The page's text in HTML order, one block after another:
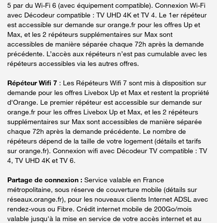
5 par du Wi-Fi 6 (avec équipement compatible). Connexion Wi-Fi
avec Décodeur compatible : TV UHD 4K et TV 4. Le 1er répéteur
est accessible sur demande sur orange.fr pour les offres Up et
Max, et les 2 répéteurs supplémentaires sur Max sont
accessibles de manière séparée chaque 72h après la demande
précédente. L’accès aux répéteurs n’est pas cumulable avec les
répéteurs accessibles via les autres offres.
Répéteur Wifi 7 : Les Répéteurs Wifi 7 sont mis à disposition sur
demande pour les offres Livebox Up et Max et restent la propriété
d'Orange. Le premier répéteur est accessible sur demande sur
orange.fr pour les offres Livebox Up et Max, et les 2 répéteurs
supplémentaires sur Max sont accessibles de manière séparée
chaque 72h après la demande précédente. Le nombre de
répéteurs dépend de la taille de votre logement (détails et tarifs
sur orange.fr). Connexion wifi avec Décodeur TV compatible : TV
4, TV UHD 4K et TV 6.
Partage de connexion : Service valable en France
métropolitaine, sous réserve de couverture mobile (détails sur
réseaux.orange.fr), pour les nouveaux clients Internet ADSL avec
rendez-vous ou Fibre. Crédit internet mobile de 200Go/mois
valable jusqu'à la mise en service de votre accès internet et au